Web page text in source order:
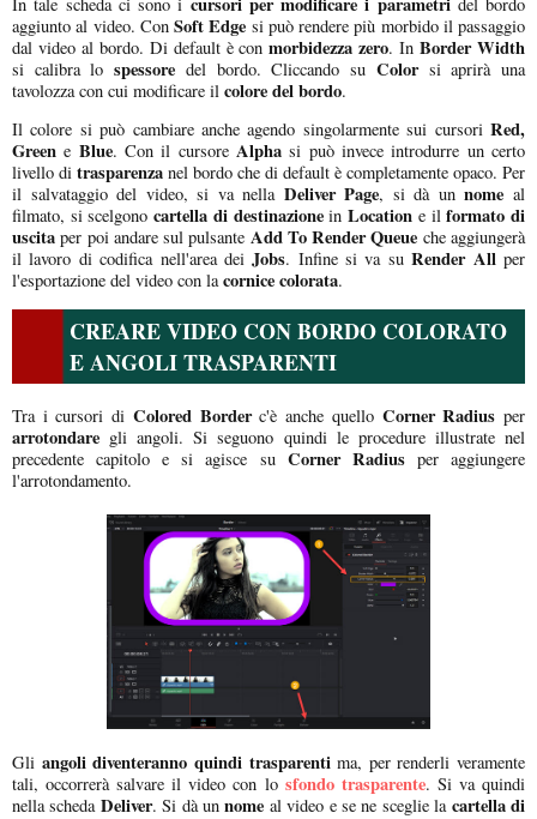
aggiunto al video. Con Soft Edge si può rendere più morbido il passaggio
dal video al bordo. Di default è con morbidezza zero. In Border Width
si calibra lo spessore del bordo. Cliccando su Colorsi aprirà una
tavolozza con cui modificare il colore del bordo.
Il colore si può cambiare anche agendo singolarmente sui cursori Red,
Greene Blue. Con il cursoreAlpha si può invece introdurre un certo
livello di trasparenza nel bordo che di default è completamente opaco. Per
il salvataggio del video, si va nella Deliver Page, si dà unnome al
filmato, si scelgonocartella di destinazioneinLocation e ilformato di
uscita per poi andare sul pulsante Add To Render Queue che aggiungerà
il lavoro di codifica nell'area deiJobs. Infine si va suRender Allper
l'esportazione del video con lacornice colorata.
CREARE VIDEO CON BORDO COLORATO
E ANGOLI TRASPARENTI
Tra i cursori di Colored Borderc'è anche quello Corner Radius per
arrotondare gli angoli. Si seguono quindi le procedure illustrate nel
precedente capitolo e si agisce su Corner Radiusper aggiungere
l'arrotondamento.
Gli angoli diventeranno quindi trasparentima, per renderli veramente
tali, occorrerà salvare il video con lo sfondo trasparente. Si va quindi
nella scheda Deliver. Si dà unnome al video e se ne sceglie la cartella di